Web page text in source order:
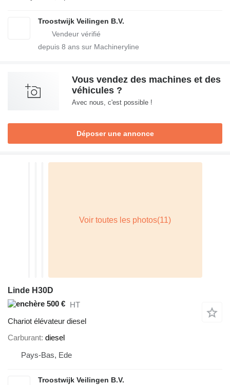
Troostwijk Veilingen B.V.
depuis 8 ans sur Machineryline
Vous vendez des machines et des
véhicules ?
Avec nous, c'est possible !
Déposer une annonce
Linde H30D
500 € HT
Chariot élévateur diesel
Carburant diesel
Pays-Bas, Ede
Troostwijk Veilingen B.V.